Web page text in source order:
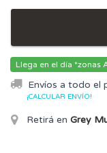
Llega en el día *zonas
Envíos a todo el
¡CALCULAR ENVÍO!
Retirá en Grey